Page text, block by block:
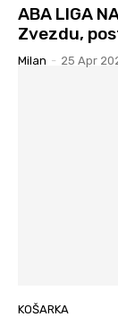
ABA LIGA
Zvezdu,
Milan - 25 Apr
KOŠARKA